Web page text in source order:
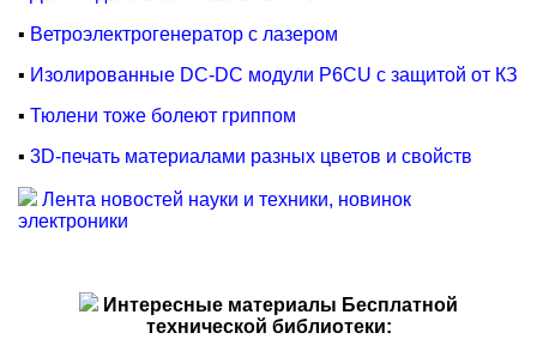
▪ Ветроэлектрогенератор с лазером
▪ Изолированные DC-DC модули P6CU с защитой от КЗ
▪ Тюлени тоже болеют гриппом
▪ 3D-печать материалами разных цветов и свойств
Лента новостей науки и техники, новинок
электроники
Интересные материалы Бесплатной
технической библиотеки: